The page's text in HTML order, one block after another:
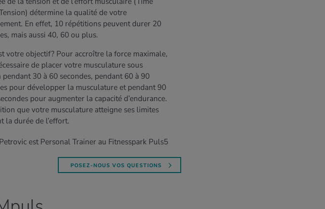
détermine la qualité de votre
En effet, 10 répétitions peuvent durer 20
mais aussi 40, 60 ou plus.
votre objectif? Pour accroître la force maximale,
de placer votre musculature sous
pendant 30 à 60 secondes, pendant 60 à 90
pour développer la musculature et pendant 90
pour augmenter la capacité d’endurance.
que votre musculature atteigne ses limites
la durée de l’effort.
est Personal Trainer au Fitnesspark Puls5
POSEZ-NOUS VOS QUESTIONS